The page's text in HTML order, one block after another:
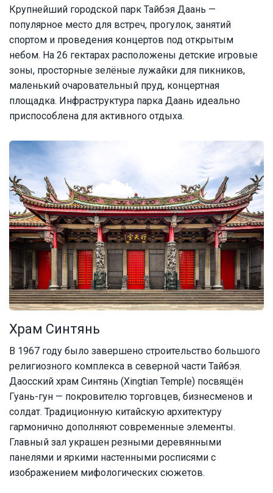
Крупнейший городской парк Тайбэя Даань —
популярное место для встреч, прогулок, занятий
спортом и проведения концертов под открытым
небом. На 26 гектарах расположены детские игровые
зоны, просторные зелёные лужайки для пикников,
маленький очаровательный пруд, концертная
площадка. Инфраструктура парка Даань идеально
приспособлена для активного отдыха.
Храм Синтянь
В 1967 году было завершено строительство большого
религиозного комплекса в северной части Тайбэя.
Даосский храм Синтянь (Xingtian Temple) посвящён
Гуань-гун — покровителю торговцев, бизнесменов и
солдат. Традиционную китайскую архитектуру
гармонично дополняют современные элементы.
Главный зал украшен резными деревянными
панелями и яркими настенными росписями с
изображением мифологических сюжетов.